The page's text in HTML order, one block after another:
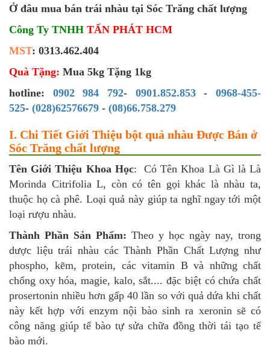
Ở đâu mua bán trái nhàu tại Sóc Trăng chất lượng
Công Ty TNHH TẤN PHÁT HCM
MST: 0313.462.404
Quà Tặng: Mua 5kg Tặng 1kg
hotline: 0902 984 792- 0901.852.853-0968-455-
525- (028)62576679 - (08)66.758.279
I. Chi Tiết Giới Thiệu bột quả nhàu Được Bán ở
Sóc Trăng chất lượng
Tên Giới Thiệu Khoa Học: Có Tên Khoa Là Gì là Là
Morinda Citrifolia L, còn có tên gọi khác là nhàu ta,
thuộc họ cà phê. Loại quả này giúp ta nghĩ ngay tới một
loại rượu nhàu.
Thành Phần Sản Phẩm: Theo y học ngày nay, trong
dược liệu trái nhàu các Thành Phần Chất Lượng như
phospho, kẽm, protein, các vitamin B và những chất
chống oxy hóa, magie, kalo, sắt.... đặc biệt có chứa chất
prosertonin nhiều hơn gấp 40 lần so với quả dứa khi chất
này kết hợp với enzym nội bào sinh ra xeronin sẽ có
công năng giúp tế bào tự sửa chữa đồng thời tái tạo tế
bào mới.